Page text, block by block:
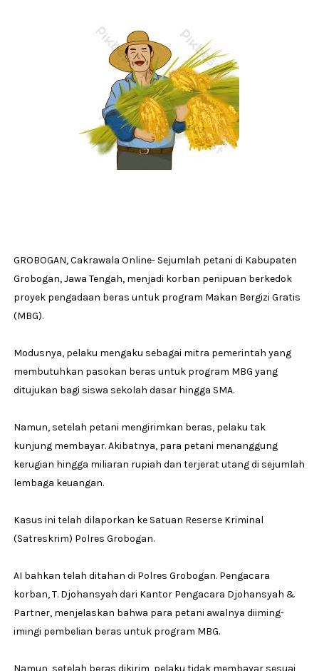
GROBOGAN, Cakrawala Online- Sejumlah petani di Kabupaten
Grobogan, Jawa Tengah, menjadi korban penipuan berkedok
proyek pengadaan beras untuk program Makan Bergizi Gratis
(MBG).
Modusnya, pelaku mengaku sebagai mitra pemerintah yang
membutuhkan pasokan beras untuk program MBG yang
ditujukan bagi siswa sekolah dasar hingga SMA.
Namun, setelah petani mengirimkan beras, pelaku tak
kunjung membayar. Akibatnya, para petani menanggung
kerugian hingga miliaran rupiah dan terjerat utang di sejumlah
lembaga keuangan.
Kasus ini telah dilaporkan ke Satuan Reserse Kriminal
(Satreskrim) Polres Grobogan.
AI bahkan telah ditahan di Polres Grobogan. Pengacara
korban, T. Djohansyah dari Kantor Pengacara Djohansyah &
Partner, menjelaskan bahwa para petani awalnya diiming-
imingi pembelian beras untuk program MBG.